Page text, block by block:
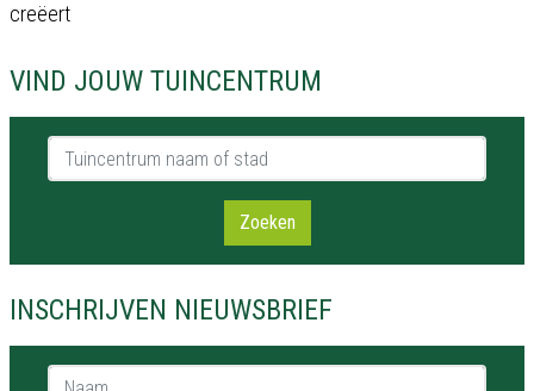
creëert
VIND JOUW TUINCENTRUM
Tuincentrum naam of stad
Zoeken
INSCHRIJVEN NIEUWSBRIEF
Naam *